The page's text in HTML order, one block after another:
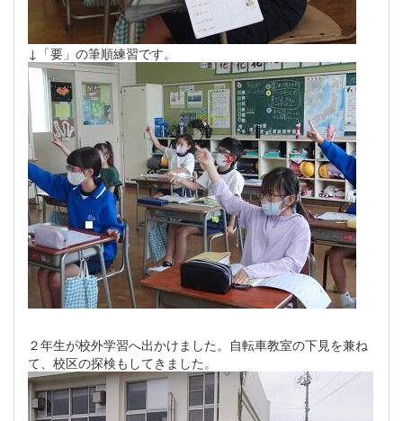
↓「要」の筆順練習です。
２年生が校外学習へ出かけました。自転車教室の下見を兼ね
て、校区の探検もしてきました。